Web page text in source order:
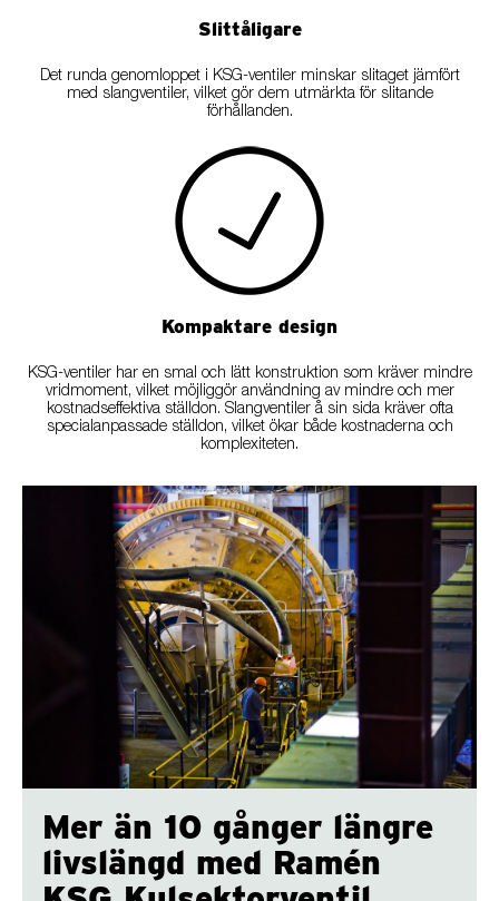
Slittåligare
Det runda genomloppet i KSG-ventiler minskar slitaget jämfört
med slangventiler, vilket gör dem utmärkta för slitande
förhållanden.
Kompaktare design
KSG-ventiler har en smal och lätt konstruktion som kräver mindre
vridmoment, vilket möjliggör användning av mindre och mer
kostnadseffektiva ställdon. Slangventiler å sin sida kräver ofta
specialanpassade ställdon, vilket ökar både kostnaderna och
komplexiteten.
Mer än 10 gånger längre
livslängd med Ramén